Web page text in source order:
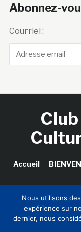
Abonnez-
Courriel :
Accueil
Copyright © 2026
Nous utilisons
expérience sur
dernier, nous